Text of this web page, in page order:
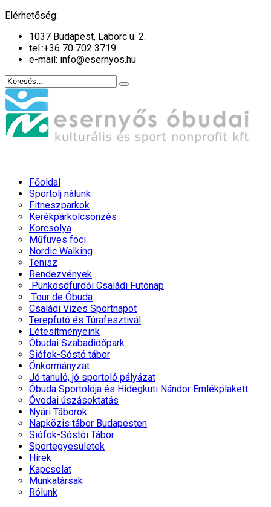
Elérhetőség:
1037 Budapest, Laborc u. 2.
tel.:+36 70 702 3719
e-mail: info@esernyos.hu
Főoldal
Sportolj nálunk
Fitneszparkok
Kerékpárkölcsönzés
Korcsolya
Műfüves foci
Nordic Walking
Tenisz
Rendezvények
Pünkösdfürdői Családi Futónap
Tour de Óbuda
Családi Vizes Sportnapot
Terepfutó és Túrafesztivál
Létesítményeink
Óbudai Szabadidőpark
Siófok-Sóstó tábor
Önkormányzat
Jó tanuló, jó sportoló pályázat
Óbuda Sportolója és Hidegkuti Nándor Emlékplakett
Óvodai úszásoktatás
Nyári Táborok
Napközis tábor Budapesten
Siófok-Sóstói Tábor
Sportegyesületek
Hírek
Kapcsolat
Munkatársak
Rólunk
év
hónap
év
hónap